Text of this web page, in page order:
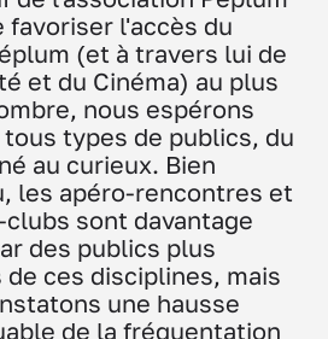
favoriser l'accès du
(et à travers lui de
et du Cinéma) au plus
nous espérons
types de publics, du
au curieux. Bien
les apéro-rencontres et
sont davantage
des publics plus
de ces disciplines, mais
une hausse
de la fréquentation